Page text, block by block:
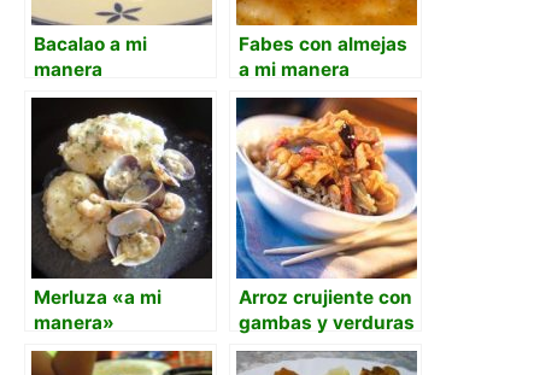
Bacalao a mi
manera
Fabes con almejas
a mi manera
Merluza «a mi
manera»
Arroz crujiente con
gambas y verduras
Kubak